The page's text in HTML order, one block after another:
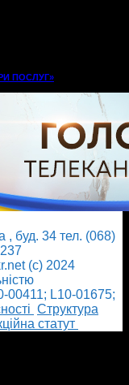
ПОСЛУГ»
буд. 34 тел. (068)
(с) 2024
00411; L10-01675;
Cтруктура
статут